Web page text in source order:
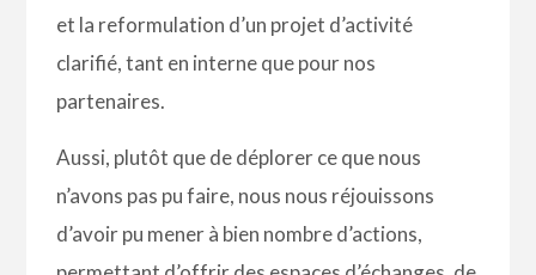
et la reformulation d’un projet d’activité
clarifié, tant en interne que pour nos
partenaires.
Aussi, plutôt que de déplorer ce que nous
n’avons pas pu faire, nous nous réjouissons
d’avoir pu mener à bien nombre d’actions,